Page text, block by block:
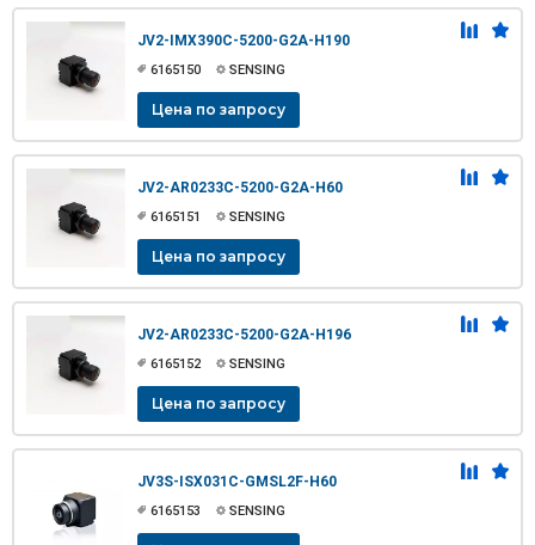
JV2-IMX390C-5200-G2A-H190
6165150 SENSING
Цена по запросу
JV2-AR0233C-5200-G2A-H60
6165151 SENSING
Цена по запросу
JV2-AR0233C-5200-G2A-H196
6165152 SENSING
Цена по запросу
JV3S-ISX031C-GMSL2F-H60
6165153 SENSING